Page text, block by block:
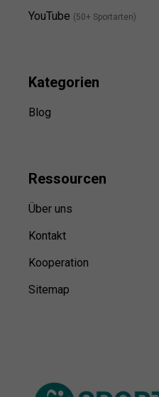
YouTube (50+ Sportarten)
Kategorien
Blog
Ressourcen
Über uns
Kontakt
Kooperation
Sitemap